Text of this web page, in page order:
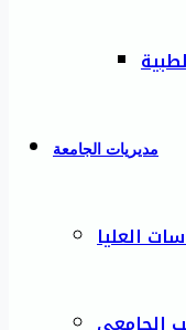
مديريات الجامعة
العليا